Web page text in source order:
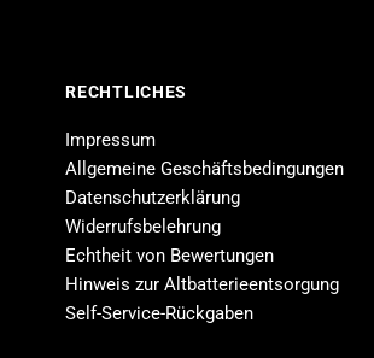
RECHTLICHES
Impressum
Allgemeine Geschäftsbedingungen
Datenschutzerklärung
Widerrufsbelehrung
Echtheit von Bewertungen
Hinweis zur Altbatterieentsorgung
Self-Service-Rückgaben